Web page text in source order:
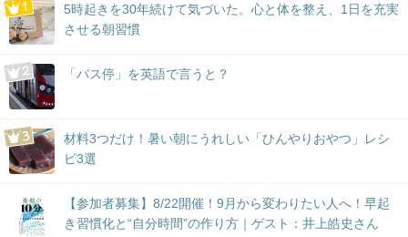
5時起きを30年続けて気づいた。心と体を整え、1日を充実
させる朝習慣
「バス停」を英語で言うと？
材料3つだけ！暑い朝にうれしい「ひんやりおやつ」レシ
ピ3選
【参加者募集】8/22開催！9月から変わりたい人へ！早起
き習慣化と“自分時間”の作り方｜ゲスト：井上皓史さん